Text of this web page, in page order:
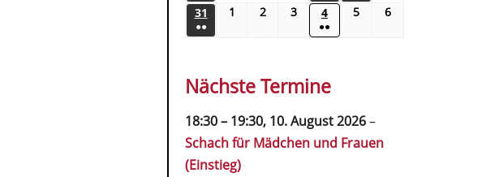
31
●●
1 2 3 4
●●
5 6
Nächste Termine
18:30– 19:30, 10. August 2026–
Schach für Mädchen und Frauen
(Einstieg)